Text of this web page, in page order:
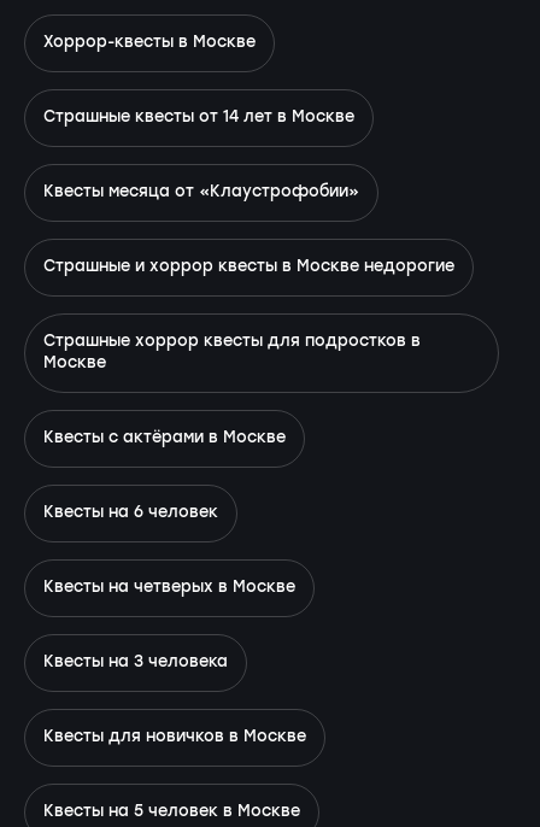
Хоррор-квесты в Москве
Страшные квесты от 14 лет в Москве
Квесты месяца от «Клаустрофобии»
Страшные и хоррор квесты в Москве недорогие
Страшные хоррор квесты для подростков в
Москве
Квесты с актёрами в Москве
Квесты на 6 человек
Квесты на четверых в Москве
Квесты на 3 человека
Квесты для новичков в Москве
Квесты на 5 человек в Москве